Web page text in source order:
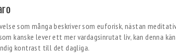
som många beskriver som euforisk, nästan
kanske lever ett mer vardagsinrutat liv, kan denna
kontrast till det dagliga.